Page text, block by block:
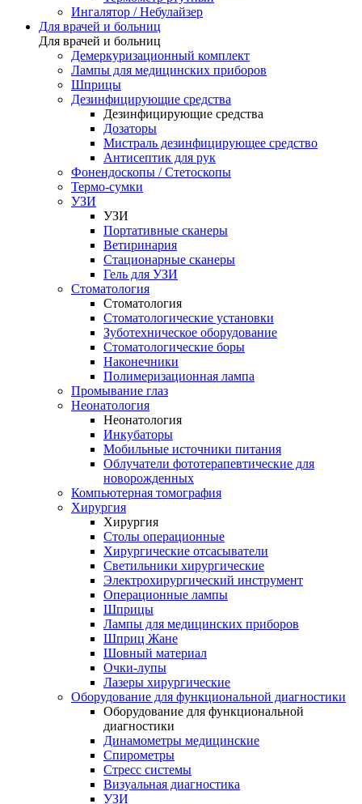
Ингалятор / Небулайзер
Для врачей и больниц
Для врачей и больниц
Демеркуризационный комплект
Лампы для медицинских приборов
Шприцы
Дезинфицирующие средства
Дезинфицирующие средства
Дозаторы
Мистраль дезинфицирующее средство
Антисептик для рук
Фонендоскопы / Стетоскопы
Термо-сумки
УЗИ
УЗИ
Портативные сканеры
Ветиринария
Стационарные сканеры
Гель для УЗИ
Стоматология
Стоматология
Стоматологические установки
Зуботехническое оборудование
Стоматологические боры
Наконечники
Полимеризационная лампа
Промывание глаз
Неонатология
Неонатология
Инкубаторы
Мобильные источники питания
Облучатели фототерапевтические для
новорожденных
Компьютерная томография
Хирургия
Хирургия
Столы операционные
Хирургические отсасыватели
Светильники хирургические
Электрохирургический инструмент
Операционные лампы
Шприцы
Лампы для медицинских приборов
Шприц Жане
Шовный материал
Очки-лупы
Лазеры хирургические
Оборудование для функциональной диагностики
Оборудование для функциональной
диагностики
Динамометры медицинские
Спирометры
Стресс системы
Визуальная диагностика
УЗИ